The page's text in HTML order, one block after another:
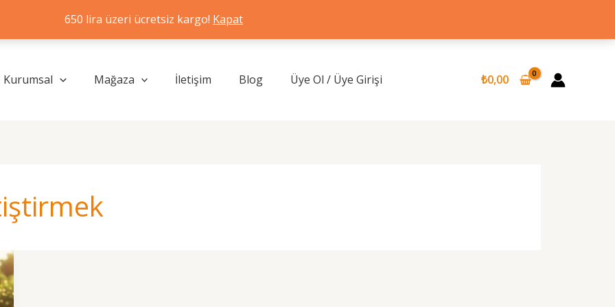
650 lira üzeri ücretsiz kargo! Kapat
Kurumsal Mağaza İletişim Blog Üye Ol / Üye Girişi ₺0,00